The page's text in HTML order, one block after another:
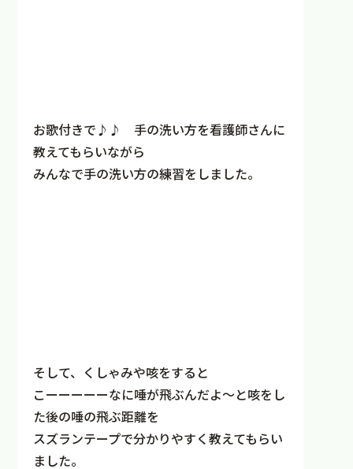
お歌付きで♪♪ 手の洗い方を看護師さんに
教えてもらいながら
みんなで手の洗い方の練習をしました。
そして、くしゃみや咳をすると
こーーーーーなに唾が飛ぶんだよ～と咳をし
た後の唾の飛ぶ距離を
スズランテープで分かりやすく教えてもらい
ました。